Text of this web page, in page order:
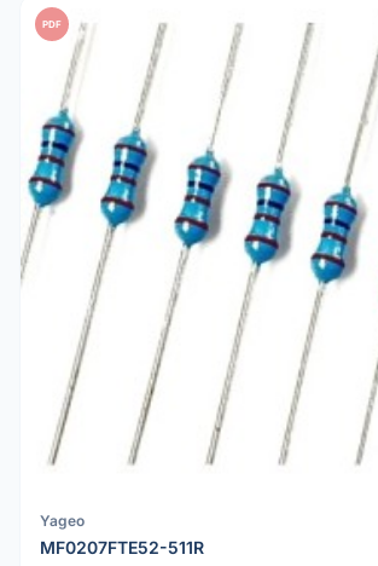
PDF
Yageo
MF0207FTE52-511R